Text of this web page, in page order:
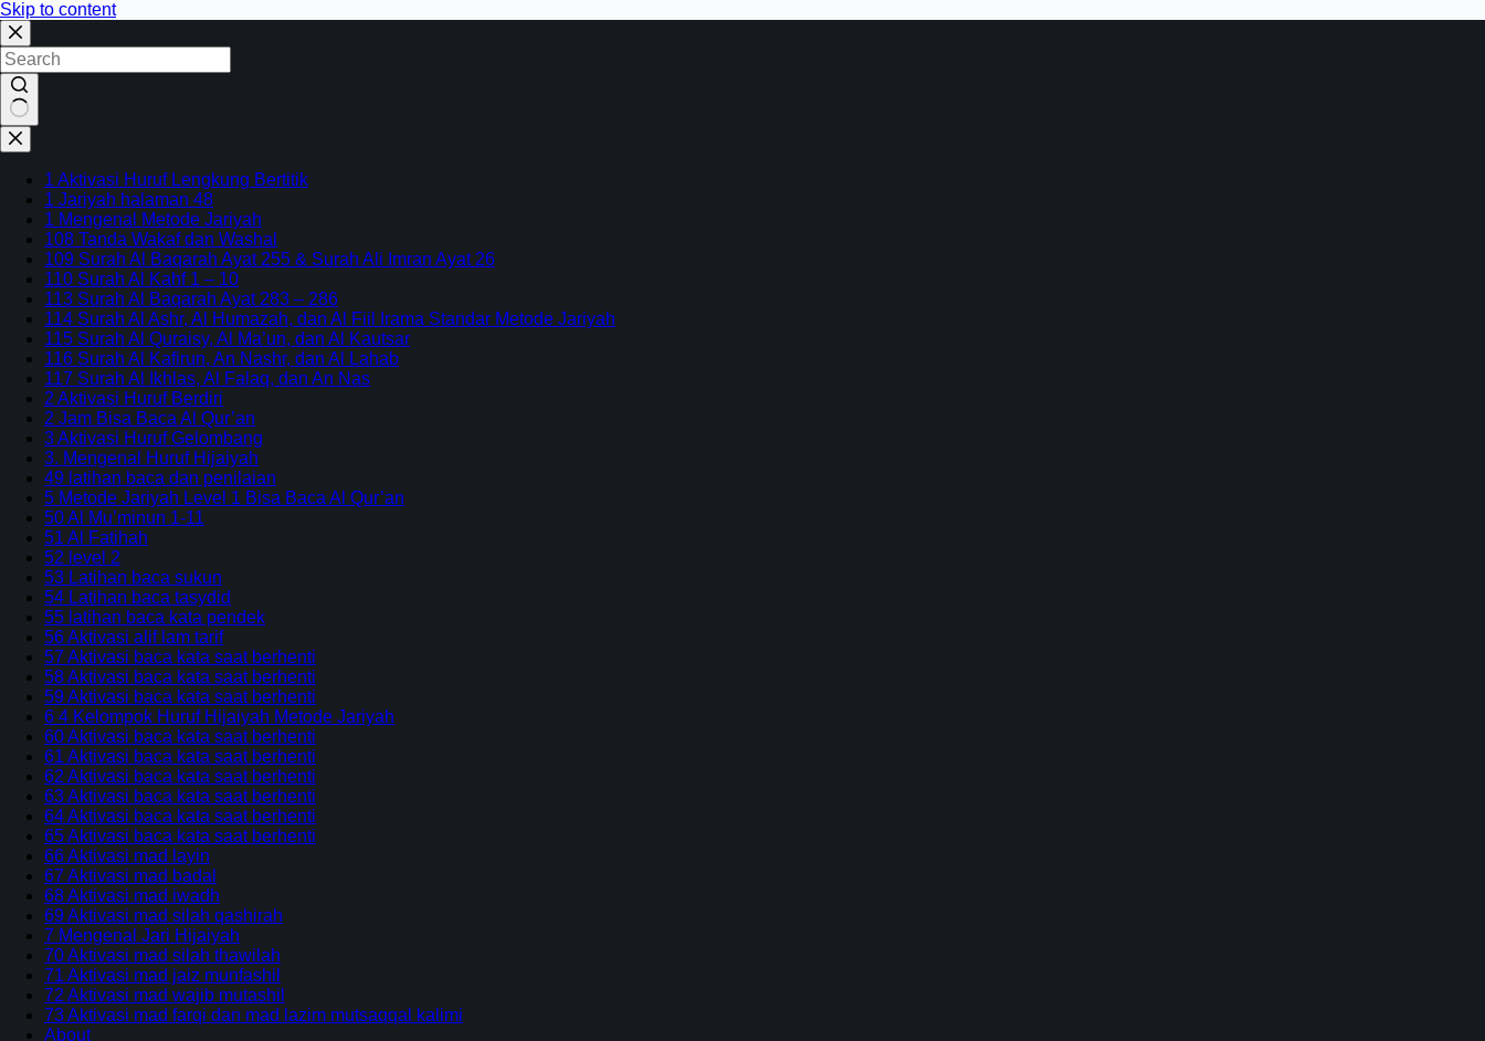
Skip to content
No
results
1 Aktivasi Huruf Lengkung Bertitik
1 Jariyah halaman 48
1 Mengenal Metode Jariyah
108 Tanda Wakaf dan Washal
109 Surah Al Baqarah Ayat 255 & Surah Ali Imran Ayat 26
110 Surah Al Kahf 1 – 10
113 Surah Al Baqarah Ayat 283 – 286
114 Surah Al Ashr, Al Humazah, dan Al Fiil Irama Standar Metode Jariyah
115 Surah Al Quraisy, Al Ma’un, dan Al Kautsar
116 Surah Al Kafirun, An Nashr, dan Al Lahab
117 Surah Al Ikhlas, Al Falaq, dan An Nas
2 Aktivasi Huruf Berdiri
2 Jam Bisa Baca Al Qur’an
3 Aktivasi Huruf Gelombang
3. Mengenal Huruf Hijaiyah
49 latihan baca dan penilaian
5 Metode Jariyah Level 1 Bisa Baca Al Qur’an
50 Al Mu’minun 1-11
51 Al Fatihah
52 level 2
53 Latihan baca sukun
54 Latihan baca tasydid
55 latihan baca kata pendek
56 Aktivasi alif lam tarif
57 Aktivasi baca kata saat berhenti
58 Aktivasi baca kata saat berhenti
59 Aktivasi baca kata saat berhenti
6 4 Kelompok Huruf Hijaiyah Metode Jariyah
60 Aktivasi baca kata saat berhenti
61 Aktivasi baca kata saat berhenti
62 Aktivasi baca kata saat berhenti
63 Aktivasi baca kata saat berhenti
64 Aktivasi baca kata saat berhenti
65 Aktivasi baca kata saat berhenti
66 Aktivasi mad layin
67 Aktivasi mad badal
68 Aktivasi mad iwadh
69 Aktivasi mad silah qashirah
7 Mengenal Jari Hijaiyah
70 Aktivasi mad silah thawilah
71 Aktivasi mad jaiz munfashil
72 Aktivasi mad wajib mutashil
73 Aktivasi mad farqi dan mad lazim mutsaqqal kalimi
About